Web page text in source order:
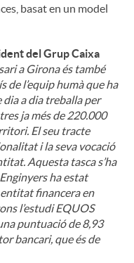
basat en un model
del Grup Caixa
a Girona és també
de l’equip humà que ha
a dia treballa per
ja més de 220.000
El seu tracte
i la seva vocació
Aquesta tasca s’ha
ha estat
financera en
l’estudi EQUOS
puntuació de 8,93
bancari, que és de